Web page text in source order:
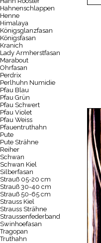
Hahnenschlappen
Henne
Himalaya
Königsglanzfasan
Königsfasan
Kranich
Lady Armherstfasan
Marabout
Ohrfasan
Perdrix
Perlhuhn Numidie
Pfau Blau
Pfau Grün
Pfau Schwert
Pfau Violet
Pfau Weiss
Pfauentruthahn
Pute
Pute Strähne
Reiher
Schwan
Schwan Kiel
Silberfasan
Strauß 05-20 cm
Strauß 30-40 cm
Strauß 50-65 cm
Strauss Kiel
Strauss Strähne
Straussenfederband
Swinhoefasan
Tragopan
Truthahn